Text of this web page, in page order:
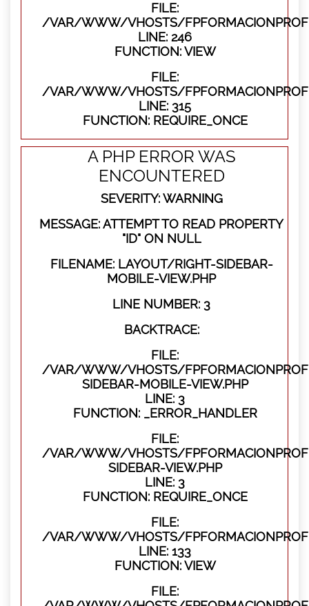
FILE:
/VAR/WWW/VHOSTS/
LINE: 246
FUNCTION: VIEW
FILE:
/VAR/WWW/VHOSTS/
LINE: 315
FUNCTION: REQUIRE_ONCE
A PHP ERROR WAS
ENCOUNTERED
SEVERITY: WARNING
MESSAGE: ATTEMPT TO READ PROPERTY
"ID" ON NULL
FILENAME: LAYOUT/RIGHT-SIDEBAR-
MOBILE-VIEW.PHP
LINE NUMBER: 3
BACKTRACE:
FILE:
/VAR/WWW/VHOSTS/
SIDEBAR-MOBILE-VIEW.PHP
LINE: 3
FUNCTION: _ERROR_HANDLER
FILE:
/VAR/WWW/VHOSTS/
SIDEBAR-VIEW.PHP
LINE: 3
FUNCTION: REQUIRE_ONCE
FILE:
/VAR/WWW/VHOSTS/
LINE: 133
FUNCTION: VIEW
FILE: